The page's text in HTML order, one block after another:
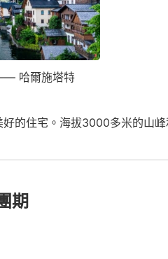
哈爾施塔特
的住宅。海拔3000多米的山
期